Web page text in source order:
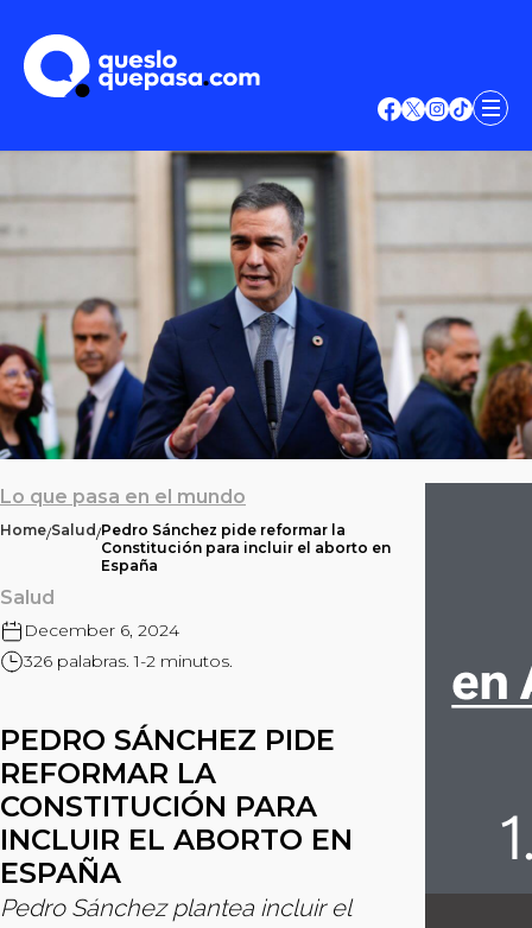
Lo que pasa en el mundo
Home/Salud/Pedro Sánchez pide reformar la
Constitución para incluir el aborto en
España
Salud
December 6, 2024
326 palabras. 1-2 minutos.
PEDRO SÁNCHEZ PIDE
REFORMAR LA
CONSTITUCIÓN PARA
INCLUIR EL ABORTO EN
ESPAÑA
Pedro Sánchez plantea incluir el